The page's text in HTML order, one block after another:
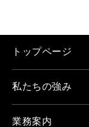
トップページ
私たちの強み
業務案内